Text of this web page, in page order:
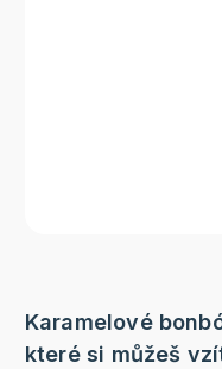
Karamelové
které si můžeš